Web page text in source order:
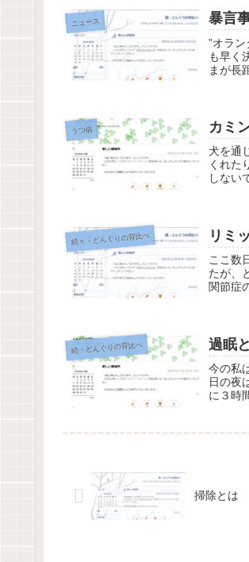
ニュース 暴言
”オラ
も早く
まが長
うつ病 カミ
犬を通
くれた
しない
続々・どんぐりの背比べ リミ
ここ数
たが、
関節症
続・どんぐりの背比べ 過眠
今の私
日の夜
に３時
掃除とは